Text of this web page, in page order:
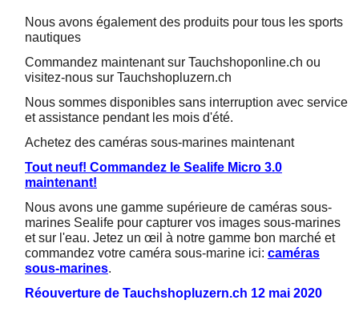
Nous avons également des produits pour tous les sports
nautiques
Commandez maintenant sur Tauchshoponline.ch ou
visitez-nous sur Tauchshopluzern.ch
Nous sommes disponibles sans interruption avec service
et assistance pendant les mois d'été.
Achetez des caméras sous-marines maintenant
Tout neuf! Commandez le Sealife Micro 3.0
maintenant!
Nous avons une gamme supérieure de caméras sous-
marines Sealife pour capturer vos images sous-marines
et sur l'eau. Jetez un œil à notre gamme bon marché et
commandez votre caméra sous-marine ici: caméras
sous-marines.
Réouverture de Tauchshopluzern.ch 12 mai 2020